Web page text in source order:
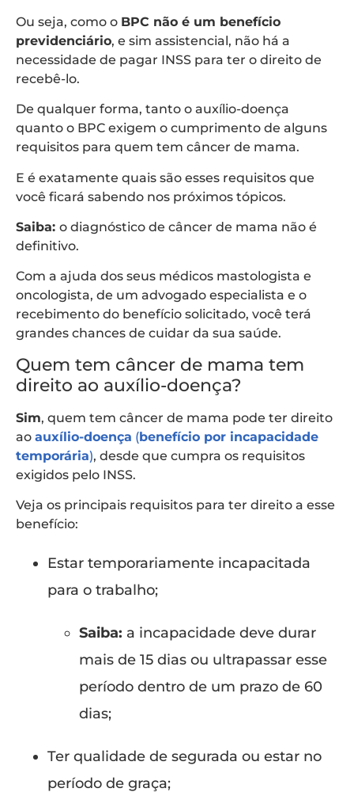
Ou seja, como o BPC não é um benefício
previdenciário, e sim assistencial, não há a
necessidade de pagar INSS para ter o direito de
recebê-lo.
De qualquer forma, tanto o auxílio-doença
quanto o BPC exigem o cumprimento de alguns
requisitos para quem tem câncer de mama.
E é exatamente quais são esses requisitos que
você ficará sabendo nos próximos tópicos.
Saiba: o diagnóstico de câncer de mama não é
definitivo.
Com a ajuda dos seus médicos mastologista e
oncologista, de um advogado especialista e o
recebimento do benefício solicitado, você terá
grandes chances de cuidar da sua saúde.
Quem tem câncer de mama tem
direito ao auxílio-doença?
Sim, quem tem câncer de mama pode ter direito
ao auxílio-doença (benefício por incapacidade
temporária), desde que cumpra os requisitos
exigidos pelo INSS.
Veja os principais requisitos para ter direito a esse
benefício:
Estar temporariamente incapacitada
para o trabalho;
Saiba: a incapacidade deve durar
mais de 15 dias ou ultrapassar esse
período dentro de um prazo de 60
dias;
Ter qualidade de segurada ou estar no
período de graça;